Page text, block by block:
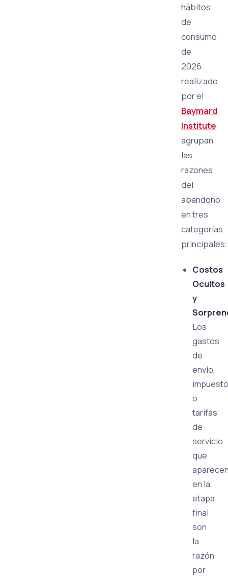
hábitos
de
consumo
de
2026
realizado
por el
Baymard
Institute
agrupan
las
razones
del
abandono
en tres
categorías
principales:
Costos
Ocultos
y
Los
gastos
de
envío,
o
tarifas
de
servicio
que
en la
etapa
final
son
la
razón
por